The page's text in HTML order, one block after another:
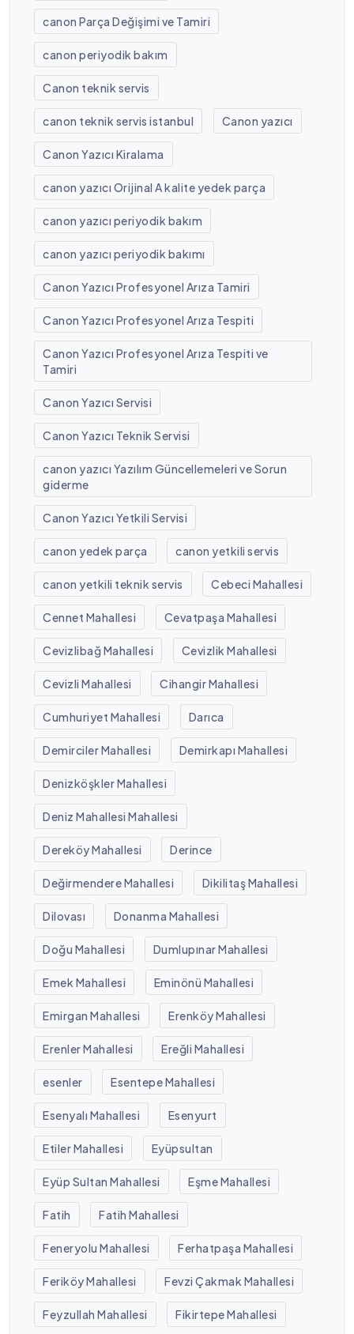
canon Parça Değişimi ve Tamiri
canon periyodik bakım
Canon teknik servis
canon teknik servis istanbul Canon yazıcı
Canon Yazıcı Kiralama
canon yazıcı Orijinal A kalite yedek parça
canon yazıcı periyodik bakım
canon yazıcı periyodik bakımı
Canon Yazıcı Profesyonel Arıza Tamiri
Canon Yazıcı Profesyonel Arıza Tespiti
Canon Yazıcı Profesyonel Arıza Tespiti ve
Tamiri
Canon Yazıcı Servisi
Canon Yazıcı Teknik Servisi
canon yazıcı Yazılım Güncellemeleri ve Sorun
giderme
Canon Yazıcı Yetkili Servisi
canon yedek parça canon yetkili servis
canon yetkili teknik servis Cebeci Mahallesi
Cennet Mahallesi Cevatpaşa Mahallesi
Cevizlibağ Mahallesi Cevizlik Mahallesi
Cevizli Mahallesi Cihangir Mahallesi
Cumhuriyet Mahallesi Darıca
Demirciler Mahallesi Demirkapı Mahallesi
Denizköşkler Mahallesi
Deniz Mahallesi Mahallesi
Dereköy Mahallesi Derince
Değirmendere Mahallesi Dikilitaş Mahallesi
Dilovası Donanma Mahallesi
Doğu Mahallesi Dumlupınar Mahallesi
Emek Mahallesi Eminönü Mahallesi
Emirgan Mahallesi Erenköy Mahallesi
Erenler Mahallesi Ereğli Mahallesi
esenler Esentepe Mahallesi
Esenyalı Mahallesi Esenyurt
Etiler Mahallesi Eyüpsultan
Eyüp Sultan Mahallesi Eşme Mahallesi
Fatih Fatih Mahallesi
Feneryolu Mahallesi Ferhatpaşa Mahallesi
Feriköy Mahallesi Fevzi Çakmak Mahallesi
Feyzullah Mahallesi Fikirtepe Mahallesi